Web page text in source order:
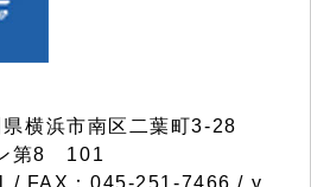
横浜市南区二葉町3-28
第8 101
/ FAX：045-251-7466 / y